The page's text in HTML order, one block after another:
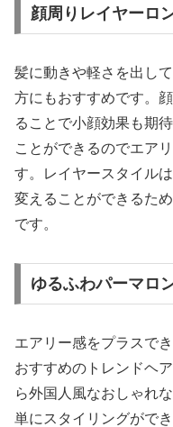
顔周りレイヤーロ
髪に動きや軽さを出し
方にもおすすめです。
ることで小顔効果も期
ことができるのでエア
す。レイヤースタイル
変えることができるた
です。
ゆるふわパーマロ
エアリー感をプラスで
おすすめのトレンドヘ
ら外国人風なおしゃれ
単にスタイリングがで